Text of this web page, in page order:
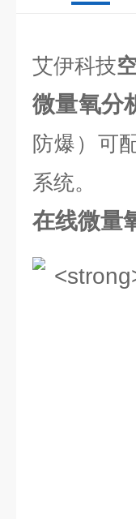
艾伊科技
微量氧分
防爆）可
系统。
在线微量